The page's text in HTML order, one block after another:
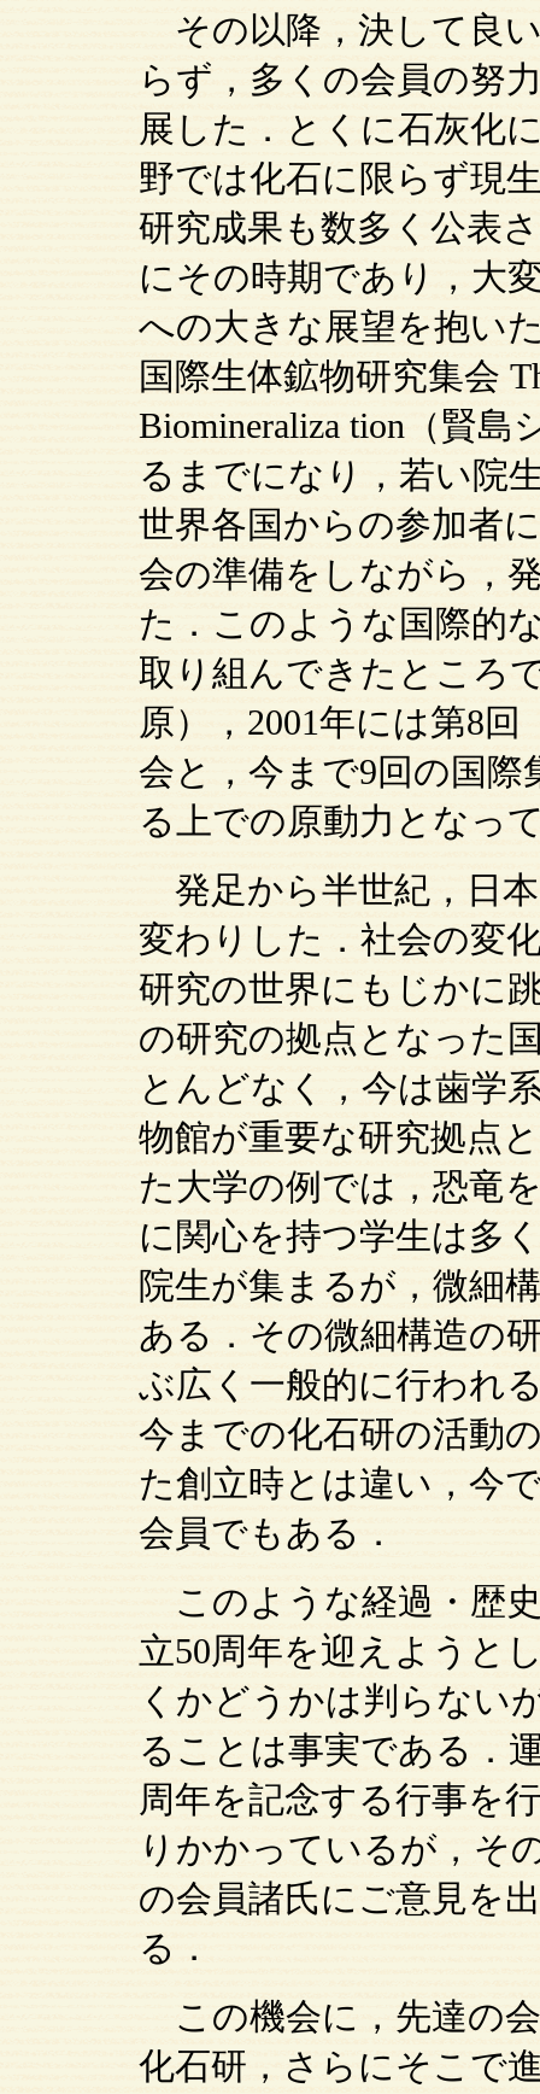
その以降，決して良
らず，多くの会員の努
展した．とくに石灰化
野では化石に限らず現
研究成果も数多く公表
にその時期であり，大
への大きな展望を抱い
国際生体鉱物研究集会
Biomineraliza tion（賢
るまでになり，若い院
世界各国からの参加者
会の準備をしながら，
た．このような国際的
取り組んできたところ
原），2001年には第8
会と，今まで9回の国
る上での原動力となっ
発足から半世紀，日
変わりした．社会の変
研究の世界にもじかに
の研究の拠点となった
とんどなく，今は歯学
物館が重要な研究拠点
た大学の例では，恐竜
に関心を持つ学生は多
院生が集まるが，微細
ある．その微細構造の
ぶ広く一般的に行われ
今までの化石研の活動
た創立時とは違い，今
会員でもある．
このような経過・歴
立50周年を迎えようと
くかどうかは判らない
ることは事実である．
周年を記念する行事を
りかかっているが，そ
の会員諸氏にご意見を
る．
この機会に，先達の
化石研，さらにそこで